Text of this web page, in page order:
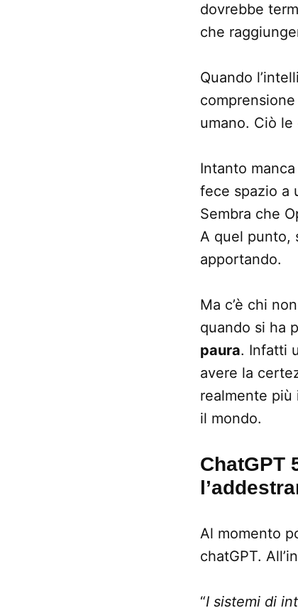
dovrebbe
che
Quando
umano. Ciò
Intanto
fece spazio a
Sembra che
A quel punto,
apportando.
Ma c’è chi
quando si ha
paura. Infatti
avere la
realmente
il mondo.
ChatGPT
Al momento
chatGPT.
“I sistemi di